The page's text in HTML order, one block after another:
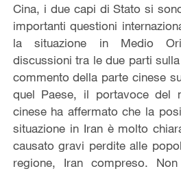
Cina, i due capi di Stato si
importanti questioni
la situazione in Medio
discussioni tra le due parti
commento della parte cinese
quel Paese, il portavoce del
cinese ha affermato che la
situazione in Iran è molto
causato gravi perdite alle
regione, Iran compreso.